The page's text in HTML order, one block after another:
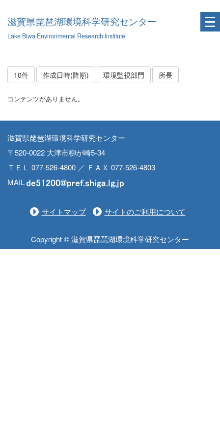
滋賀県琵琶湖環境科学研究センター
Lake Biwa Environmental Research Institute
10件 作成日時(降順) 環境監視部門 所長
コンテンツがありません。
滋賀県琵琶湖環境科学研究センター
〒520-0022 大津市柳が崎5-34
ＴＥＬ 077-526-4800 ／ ＦＡＸ 077-526-4803
MAIL
サイトマップ サイトのご利用について
Copyright © 滋賀県琵琶湖環境科学研究センター